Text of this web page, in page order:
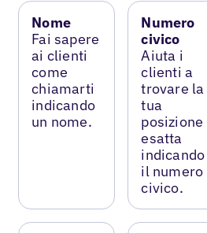
Nome
Fai sapere
ai clienti
come
chiamarti
indicando
un nome.
Numero
civico
Aiuta i
clienti a
trovare la
tua
posizione
esatta
indicando
il numero
civico.